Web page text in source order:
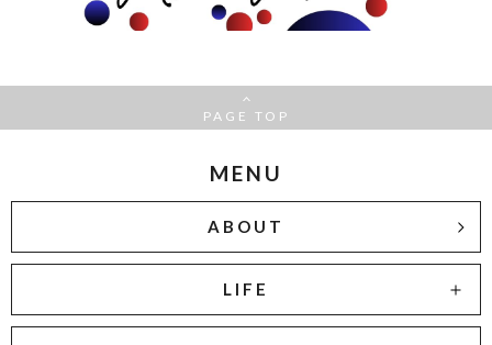
PAGE TOP
MENU
ABOUT
LIFE